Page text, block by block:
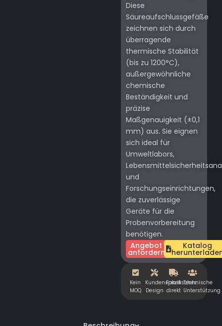
Diese
Säureaufschlussgefäße
zeichnen sich durch
überragende
thermische Stabilität
(bis zu 1200°C),
außergewöhnliche
chemische
Beständigkeit und
präzise
Maßgenauigkeit (±0,1
mm) aus. Sie eignen
sich ideal für
Umweltlabors,
und
Forschungseinrichtungen,
die zuverlässige
Geräte für die
Probenvorbereitung
benötigen.
Angebot
anfordern
Katalog
Kein
MOQ
Kundenspezifisches
Design
Fabrik
direkt
Technische
Unterstützung